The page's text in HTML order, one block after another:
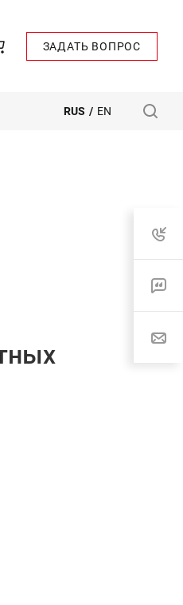
ЗАДАТЬ ВОПРОС
RUS / EN